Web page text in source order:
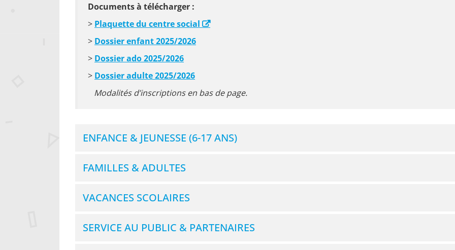
Documents à télécharger :
> Plaquette du centre social
> Dossier enfant 2025/2026
> Dossier ado 2025/2026
> Dossier adulte 2025/2026
Modalités d’inscriptions en bas de page.
ENFANCE & JEUNESSE (6-17 ANS)
FAMILLES & ADULTES
VACANCES SCOLAIRES
SERVICE AU PUBLIC & PARTENAIRES